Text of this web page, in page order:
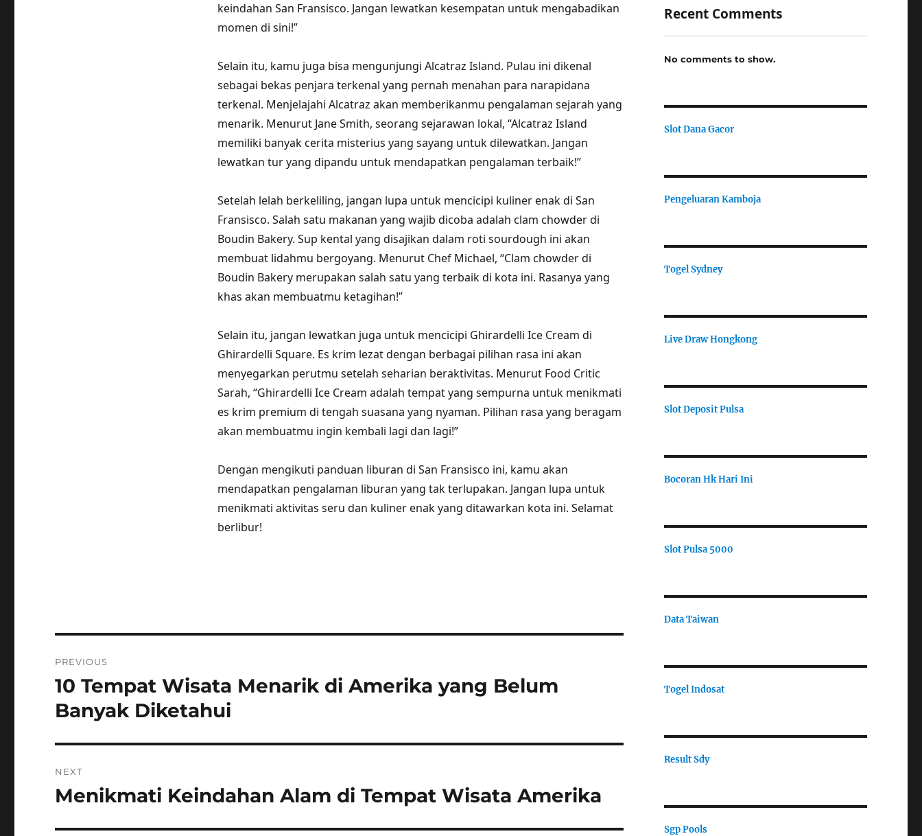
keindahan San Fransisco. Jangan lewatkan kesempatan untuk mengabadikan
momen di sini!”
Selain itu, kamu juga bisa mengunjungi Alcatraz Island. Pulau ini dikenal
sebagai bekas penjara terkenal yang pernah menahan para narapidana
terkenal. Menjelajahi Alcatraz akan memberikanmu pengalaman sejarah yang
menarik. Menurut Jane Smith, seorang sejarawan lokal, “Alcatraz Island
memiliki banyak cerita misterius yang sayang untuk dilewatkan. Jangan
lewatkan tur yang dipandu untuk mendapatkan pengalaman terbaik!”
Setelah lelah berkeliling, jangan lupa untuk mencicipi kuliner enak di San
Fransisco. Salah satu makanan yang wajib dicoba adalah clam chowder di
Boudin Bakery. Sup kental yang disajikan dalam roti sourdough ini akan
membuat lidahmu bergoyang. Menurut Chef Michael, “Clam chowder di
Boudin Bakery merupakan salah satu yang terbaik di kota ini. Rasanya yang
khas akan membuatmu ketagihan!”
Selain itu, jangan lewatkan juga untuk mencicipi Ghirardelli Ice Cream di
Ghirardelli Square. Es krim lezat dengan berbagai pilihan rasa ini akan
menyegarkan perutmu setelah seharian beraktivitas. Menurut Food Critic
Sarah, “Ghirardelli Ice Cream adalah tempat yang sempurna untuk menikmati
es krim premium di tengah suasana yang nyaman. Pilihan rasa yang beragam
akan membuatmu ingin kembali lagi dan lagi!”
Dengan mengikuti panduan liburan di San Fransisco ini, kamu akan
mendapatkan pengalaman liburan yang tak terlupakan. Jangan lupa untuk
menikmati aktivitas seru dan kuliner enak yang ditawarkan kota ini. Selamat
berlibur!
navigation
PREVIOUS
Previous
post:
10 Tempat Wisata Menarik di Amerika yang Belum
Banyak Diketahui
NEXT
Next
Menikmati Keindahan Alam di Tempat Wisata Amerika
Recent Comments
No comments to show.
Slot Dana Gacor
Pengeluaran Kamboja
Togel Sydney
Live Draw Hongkong
Slot Deposit Pulsa
Bocoran Hk Hari Ini
Slot Pulsa 5000
Data Taiwan
Togel Indosat
Result Sdy
Sgp Pools